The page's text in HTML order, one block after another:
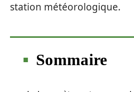
station météorologique.
Sommaire